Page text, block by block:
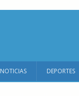
NOTICIAS DEPORTES